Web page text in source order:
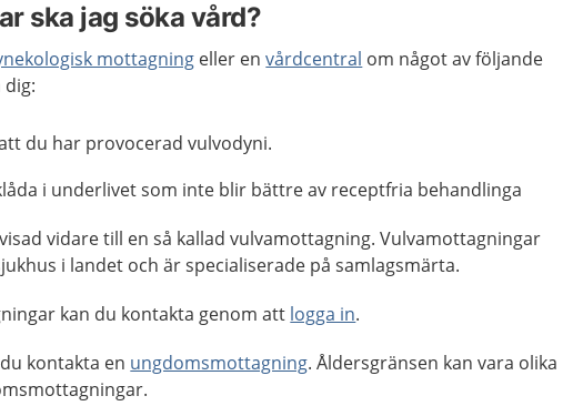
ska jag söka vård?
mottagning eller envårdcentral om något av följande
du har provocerad vulvodyni.
i underlivet som inte blir bättre av receptfria behandlinga
vidare till en så kallad vulvamottagning. Vulvamottagningar
i landet och är specialiserade på samlagsmärta.
kan du kontakta genom att logga in.
kontakta en ungdomsmottagning. Åldersgränsen kan vara olika